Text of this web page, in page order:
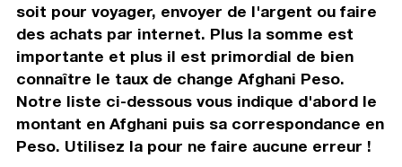
soit pour voyager, envoyer de l'argent ou faire
des achats par internet. Plus la somme est
importante et plus il est primordial de bien
connaître le taux de change Afghani Peso.
Notre liste ci-dessous vous indique d'abord le
montant en Afghani puis sa correspondance en
Peso. Utilisez la pour ne faire aucune erreur !